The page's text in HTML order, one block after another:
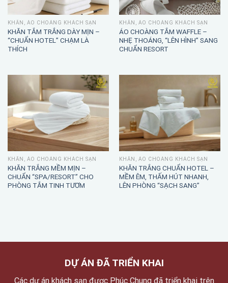
KHĂN, ÁO CHOÀNG KHÁCH SẠN
KHĂN TẮM TRẮNG DÀY MỊN –
“CHUẨN HOTEL” CHẠM LÀ
THÍCH
KHĂN, ÁO CHOÀNG KHÁCH SẠN
ÁO CHOÀNG TẮM WAFFLE –
NHẸ THOÁNG, “LÊN HÌNH” SANG
CHUẨN RESORT
KHĂN, ÁO CHOÀNG KHÁCH SẠN
KHĂN TRẮNG MỀM MỊN –
CHUẨN “SPA/RESORT” CHO
PHÒNG TẮM TINH TƯƠM
KHĂN, ÁO CHOÀNG KHÁCH SẠN
KHĂN TRẮNG CHUẨN HOTEL –
MỀM ÊM, THẤM HÚT NHANH,
LÊN PHÒNG “SẠCH SANG”
DỰ ÁN ĐÃ TRIỂN KHAI
Các dự án khách sạn được Phúc Chung đã triển khai trên